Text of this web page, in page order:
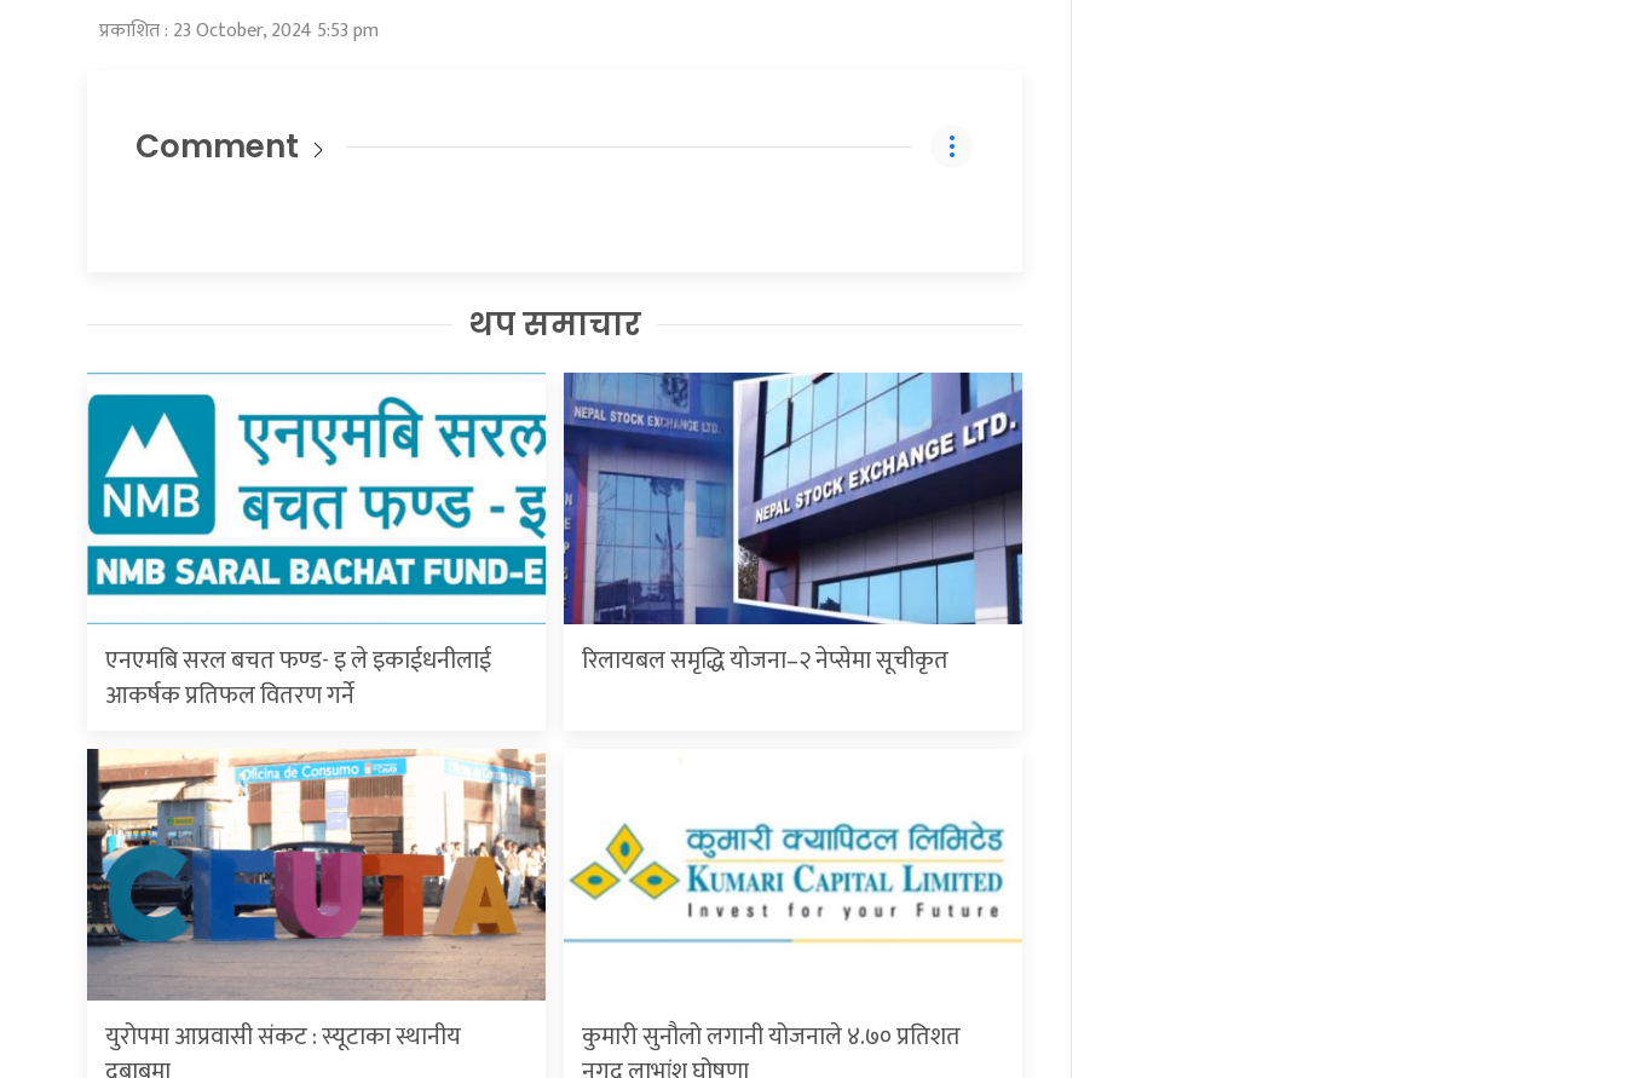
प्रकाशित : 23 October, 2024 5:53 pm
Comment
थप समाचार
एनएमबि सरल बचत फण्ड- इ ले इकाईधनीलाई
आकर्षक प्रतिफल वितरण गर्ने
रिलायबल समृद्धि योजना–२ नेप्सेमा सूचीकृत
युरोपमा आप्रवासी संकट : स्यूटाका स्थानीय
कुमारी सुनौलो लगानी योजनाले ४.७० प्रतिशत